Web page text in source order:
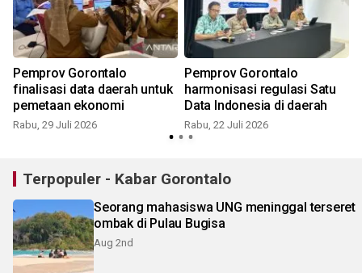
Pemprov Gorontalo
finalisasi data daerah untuk
pemetaan ekonomi
Rabu, 29 Juli 2026
Pemprov Gorontalo
harmonisasi regulasi Satu
Data Indonesia di daerah
Rabu, 22 Juli 2026
Terpopuler - Kabar Gorontalo
Seorang mahasiswa UNG meninggal terseret
ombak di Pulau Bugisa
Aug 2nd